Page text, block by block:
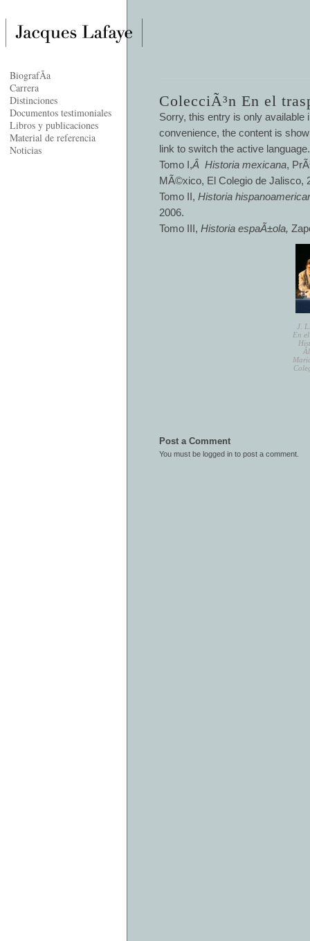
ColecciÃ³n En el
Sorry, this entry is only available
convenience, the content is
link to switch the active language.
Tomo I,Â Historia mexicana,
MÃ©xico, El Colegio de Jalisco,
Tomo II, Historia
2006.
Tomo III, Historia espaÃ±ola,
J.
En
Post a Comment
You must be logged in to post a comment.
BiografÃ­a
Carrera
Distinciones
Documentos testimoniales
Libros y publicaciones
Material de referencia
Noticias